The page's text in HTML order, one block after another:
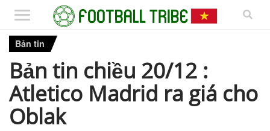
Bản tin
Bản tin chiều 20/12 :
Atletico Madrid ra giá cho
Oblak